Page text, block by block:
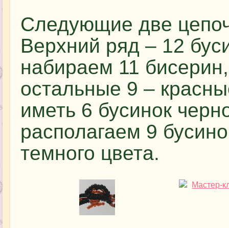
Следующие две
Верхний ряд – 12
набираем 11
остальные 9 –
иметь 6 бусинок
располагаем 9
темного цвета.